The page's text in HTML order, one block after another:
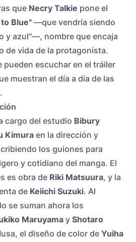
que Necry Talkie pone el
Blue"—que vendría siendo
y azul"—, nombre que encaja
de vida de la protagonista.
pueden escuchar en el tráiler
muestran el día a día de las
cargo del estudio Bibury
Kimura en la dirección y
los guiones para
y cotidiano del manga. El
es obra de Riki Matsuura, y la
de Keiichi Suzuki. Al
se suman ahora los
Maruyama y Shotaro
el diseño de color de Yuiha